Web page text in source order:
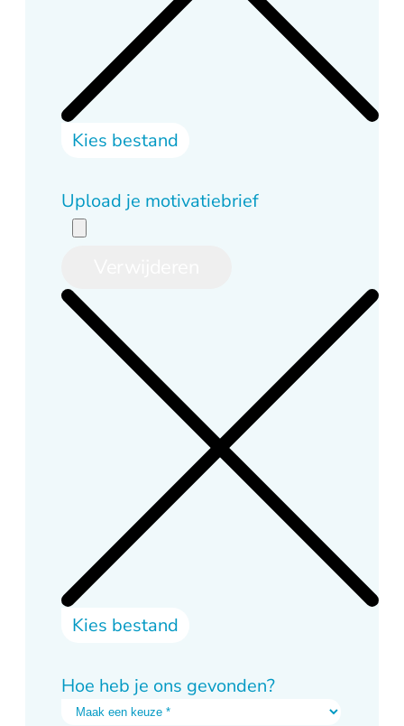
Kies bestand
Upload je motivatiebrief
Kies bestand
Hoe heb je ons gevonden?